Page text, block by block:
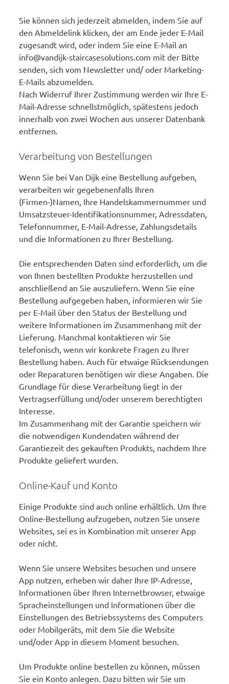
Sie können sich jederzeit abmelden, indem Sie auf
den Abmeldelink klicken, der am Ende jeder E-Mail
zugesandt wird, oder indem Sie eine E-Mail an
info@vandijk-staircasesolutions.com mit der Bitte
senden, sich vom Newsletter und/ oder Marketing-
E-Mails abzumelden.
Nach Widerruf Ihrer Zustimmung werden wir Ihre E-
Mail-Adresse schnellstmöglich, spätestens jedoch
innerhalb von zwei Wochen aus unserer Datenbank
entfernen.
Verarbeitung von Bestellungen
Wenn Sie bei Van Dijk eine Bestellung aufgeben,
verarbeiten wir gegebenenfalls Ihren
(Firmen-)Namen, Ihre Handelskammernummer und
Umsatzsteuer-Identifikationsnummer, Adressdaten,
Telefonnummer, E-Mail-Adresse, Zahlungsdetails
und die Informationen zu Ihrer Bestellung.
Die entsprechenden Daten sind erforderlich, um die
von Ihnen bestellten Produkte herzustellen und
anschließend an Sie auszuliefern. Wenn Sie eine
Bestellung aufgegeben haben, informieren wir Sie
per E-Mail über den Status der Bestellung und
weitere Informationen im Zusammenhang mit der
Lieferung. Manchmal kontaktieren wir Sie
telefonisch, wenn wir konkrete Fragen zu Ihrer
Bestellung haben. Auch für etwaige Rücksendungen
oder Reparaturen benötigen wir diese Angaben. Die
Grundlage für diese Verarbeitung liegt in der
Vertragserfüllung und/oder unserem berechtigten
Interesse.
Im Zusammenhang mit der Garantie speichern wir
die notwendigen Kundendaten während der
Garantiezeit des gekauften Produkts, nachdem Ihre
Produkte geliefert wurden.
Online-Kauf und Konto
Einige Produkte sind auch online erhältlich. Um Ihre
Online-Bestellung aufzugeben, nutzen Sie unsere
Websites, sei es in Kombination mit unserer App
oder nicht.
Wenn Sie unsere Websites besuchen und unsere
App nutzen, erheben wir daher Ihre IP-Adresse,
Informationen über Ihren Internetbrowser, etwaige
Spracheinstellungen und Informationen über die
Einstellungen des Betriebssystems des Computers
oder Mobilgeräts, mit dem Sie die Website
und/oder App in diesem Moment besuchen.
Um Produkte online bestellen zu können, müssen
Sie ein Konto anlegen. Dazu bitten wir Sie um